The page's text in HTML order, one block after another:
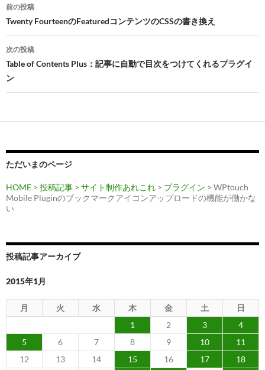
稿
ナ
ビ
ゲ
シ
ョ
ン
前の投稿
Twenty FourteenのFeaturedコンテンツのCSSの書き換え
次の投稿
Table of Contents Plus：記事に自動で目次をつけてくれるプラグイ
ン
ただいまのページ
HOME > 投稿記事 > サイト制作あれこれ > プラグイン > WPtouch
Mobile Pluginのブックマークアイコンアップロードの機能が働かな
い
投稿記事アーカイブ
2015年1月
月 火 水 木 金 土
日
1
2 3
4
5
6 7 8 9 10
11
12
13 14 15 16 17
18